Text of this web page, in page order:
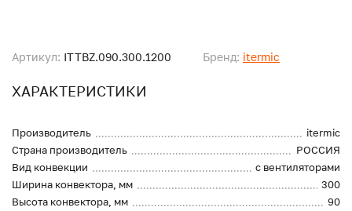
Артикул: ITTBZ.090.300.1200 Бренд: itermic
ХАРАКТЕРИСТИКИ
Производитель
itermic
Страна производитель
РОССИЯ
Вид конвекции
с вентиляторами
Ширина конвектора, мм
300
Высота конвектора, мм
90